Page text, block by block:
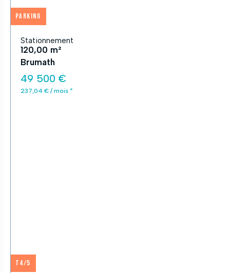
Parking
Stationnement
120,00 m²
Brumath
49 500 €
237,04 € / mois *
T4/5